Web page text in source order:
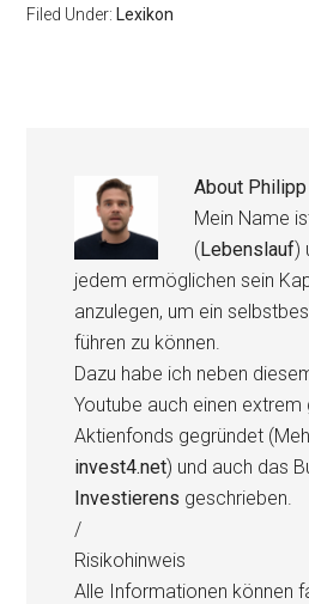
Filed Under: Lexikon
About
Mein Name
(Lebenslauf)
jedem ermöglichen sein
anzulegen, um ein
führen zu können.
Dazu habe ich neben
Youtube auch einen extrem
Aktienfonds gegründet
invest4.net) und auch das
Investierens geschrieben.
/
Risikohinweis
Alle Informationen können